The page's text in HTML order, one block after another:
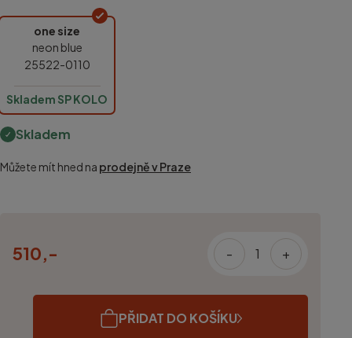
one size
neon blue
25522-0110
Skladem SP KOLO
Skladem
Můžete mít hned na prodejně v Praze
510,- - +
PŘIDAT DO KOŠÍKU